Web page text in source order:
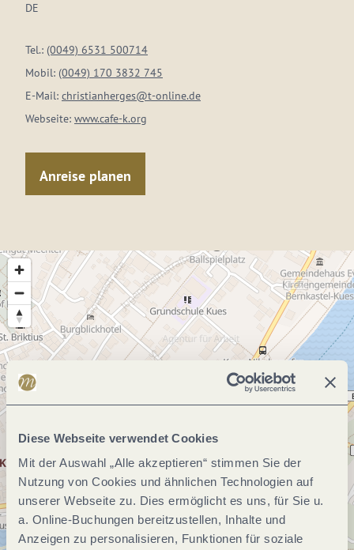
Diese Webseite verwendet Cookies
Mit der Auswahl „Alle akzeptieren“ stimmen Sie der
Nutzung von Cookies und ähnlichen Technologien auf
unserer Webseite zu. Dies ermöglicht es uns, für Sie u.
a. Online-Buchungen bereitzustellen, Inhalte und
Anzeigen zu personalisieren, Funktionen für soziale
DE
Tel.: (0049) 6531 500714
Mobil: (0049) 170 3832 745
E-Mail: christianherges@t-online.de
Webseite: www.cafe-k.org
Anreise planen